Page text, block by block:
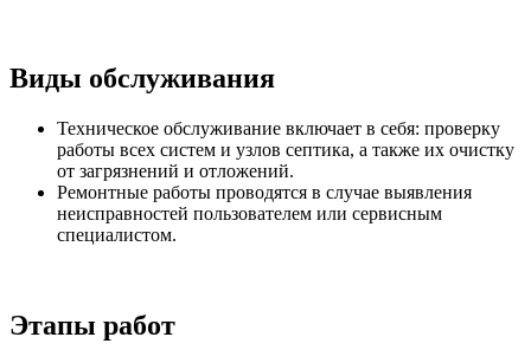
Виды обслуживания
Техническое обслуживание включает в себя: проверку
работы всех систем и узлов септика, а также их очистку
от загрязнений и отложений.
Ремонтные работы проводятся в случае выявления
неисправностей пользователем или сервисным
специалистом.
Этапы работ